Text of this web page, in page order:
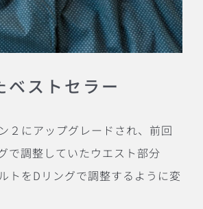
ベストセラー
２にアップグレードされ、前回
で調整していたウエスト部分
トをD リングで調整するように変